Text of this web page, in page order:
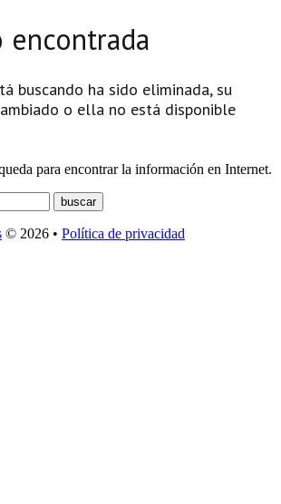
encontrada
buscando ha sido eliminada, su
o ella no está disponible
para encontrar la información en Internet.
© 2026 • Política de privacidad